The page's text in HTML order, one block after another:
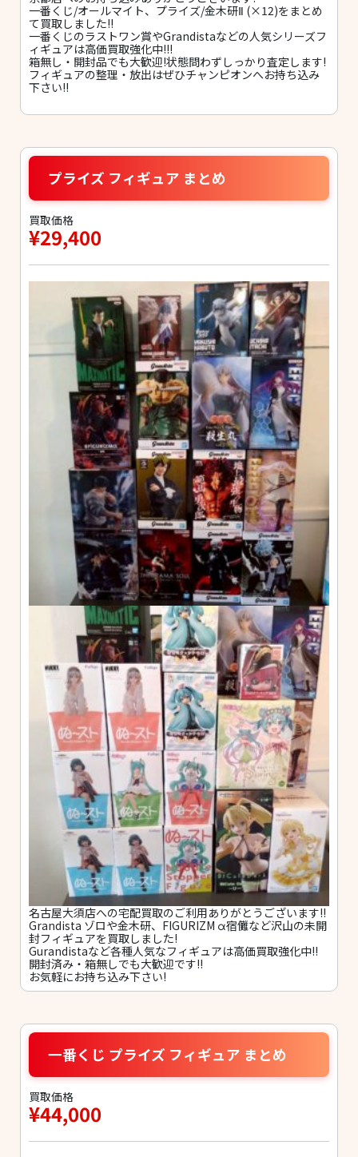
一番くじ/オールマイト、プライズ/金木研Ⅱ (×12)をまとめ
て買取しました!!
一番くじのラストワン賞やGrandistaなどの人気シリーズフ
ィギュアは高価買取強化中!!!
箱無し・開封品でも大歓迎!状態問わずしっかり査定します!
フィギュアの整理・放出はぜひチャンピオンへお持ち込み
下さい!!
プライズ フィギュア まとめ
買取価格
¥29,400
名古屋大須店への宅配買取のご利用ありがとうございます!!
Grandista ゾロや金木研、FIGURIZM α宿儺など沢山の未開
封フィギュアを買取しました!
Gurandistaなど各種人気なフィギュアは高価買取強化中!!
開封済み・箱無しでも大歓迎です!!
お気軽にお持ち込み下さい!
一番くじ プライズ フィギュア まとめ
買取価格
¥44,000